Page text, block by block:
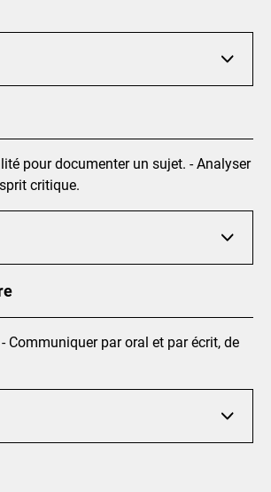
pour documenter un sujet. - Analyser
critique.
Communiquer par oral et par écrit, de